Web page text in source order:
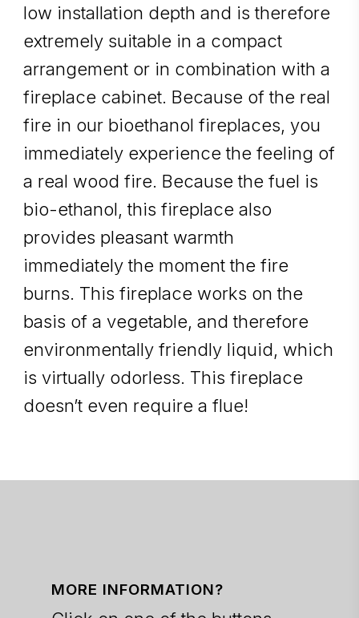
low installation depth and is therefore
extremely suitable in a compact
arrangement or in combination with a
fireplace cabinet. Because of the real
fire in our bioethanol fireplaces, you
immediately experience the feeling of
a real wood fire. Because the fuel is
bio-ethanol, this fireplace also
provides pleasant warmth
immediately the moment the fire
burns. This fireplace works on the
basis of a vegetable, and therefore
environmentally friendly liquid, which
is virtually odorless. This fireplace
doesn’t even require a flue!
MORE INFORMATION?